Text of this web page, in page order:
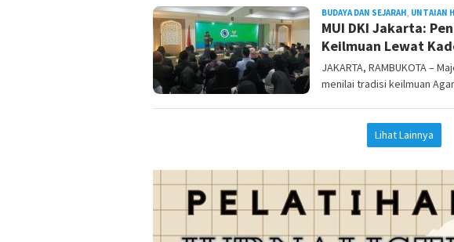
BUDAYA DAN SEJARAH, UNTAIAN
MUI DKI Jakarta:
Keilmuan Lewat
JAKARTA, RAMBUKOTA –
menilai tradisi keilmuan
Lihat Lainnya